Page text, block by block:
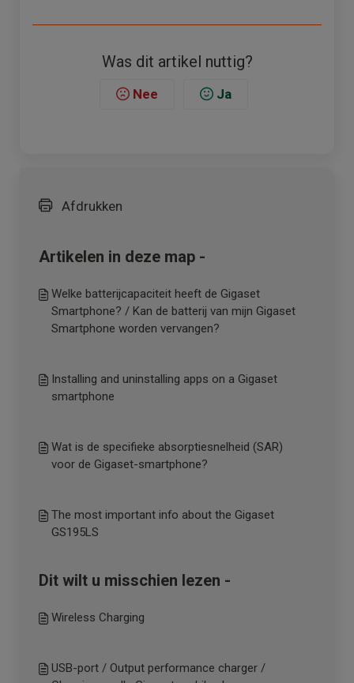
Was dit artikel nuttig?
Nee Ja
Afdrukken
Artikelen in deze map -
Welke batterijcapaciteit heeft de Gigaset
Smartphone? / Kan de batterij van mijn Gigaset
Smartphone worden vervangen?
Installing and uninstalling apps on a Gigaset
smartphone
Wat is de specifieke absorptiesnelheid (SAR)
voor de Gigaset-smartphone?
The most important info about the Gigaset
GS195LS
Dit wilt u misschien lezen -
Wireless Charging
USB-port / Output performance charger /